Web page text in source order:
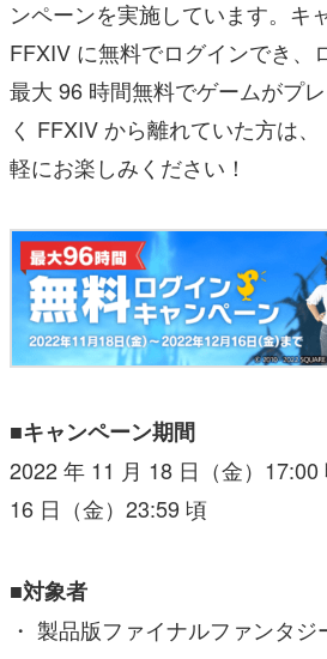
ンペーンを実施しています。キ
FFXIV に無料でログインでき、
最大 96 時間無料でゲームがプ
く FFXIV から離れていた方は
軽にお楽しみください！
■キャンペーン期間
2022 年 11 月 18 日（金）17:00
16 日（金）23:59 頃
■対象者
・ 製品版ファイナルファンタ